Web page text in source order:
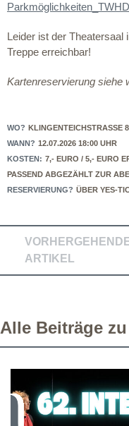
Parkmöglichkeiten_TWHD
Leider ist der Theatersaal
Treppe erreichbar!
Kartenreservierung siehe
WO? KLINGENTEICHSTRASSE 8
WANN? 12.07.2026 18:00 UHR
KOSTEN: 7,- EURO / 5,- EURO
ASSEND ABGEZÄHLT ZUR
RESERVIERUNG? ÜBER YES-
ARTIKEL
Alle Beiträge